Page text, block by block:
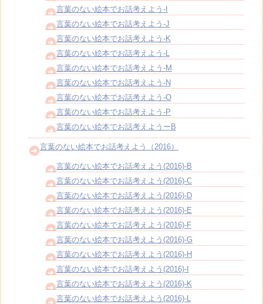
言葉のない絵本でお話考えよう-I
言葉のない絵本でお話考えよう-J
言葉のない絵本でお話考えよう-K
言葉のない絵本でお話考えよう-L
言葉のない絵本でお話考えよう-M
言葉のない絵本でお話考えよう-N
言葉のない絵本でお話考えよう-O
言葉のない絵本でお話考えよう-P
言葉のない絵本でお話考えようーB
言葉のない絵本でお話考えよう（2016）
言葉のない絵本でお話考えよう(2016)-B
言葉のない絵本でお話考えよう(2016)-C
言葉のない絵本でお話考えよう(2016)-D
言葉のない絵本でお話考えよう(2016)-E
言葉のない絵本でお話考えよう(2016)-F
言葉のない絵本でお話考えよう(2016)-G
言葉のない絵本でお話考えよう(2016)-H
言葉のない絵本でお話考えよう(2016)-I
言葉のない絵本でお話考えよう(2016)-K
言葉のない絵本でお話考えよう(2016)-L